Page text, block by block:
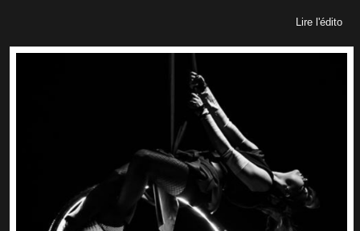
Lire l'édito